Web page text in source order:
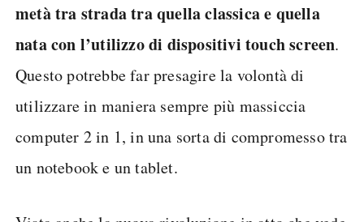
metà tra strada tra quella classica e quella
nata con l’utilizzo di dispositivi touch screen.
Questo potrebbe far presagire la volontà di
utilizzare in maniera sempre più massiccia
computer 2 in 1, in una sorta di compromesso tra
un notebook e un tablet.